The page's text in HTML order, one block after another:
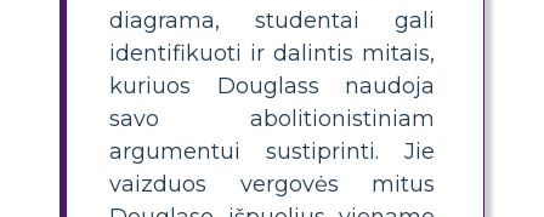
diagrama, studentai gali
identifikuoti ir dalintis mitais,
kuriuos Douglass naudoja
savo abolitionistiniam
argumentui sustiprinti. Jie
vaizduos vergovės mitus